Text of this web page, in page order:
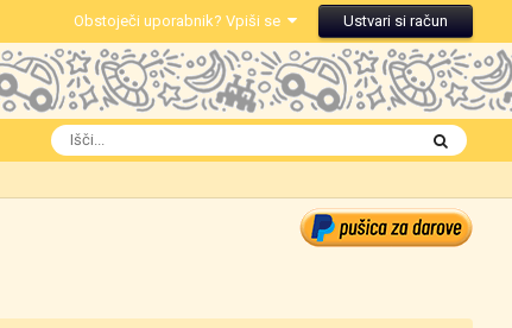
Obstoječi uporabnik? Vpiši se Ustvari si račun